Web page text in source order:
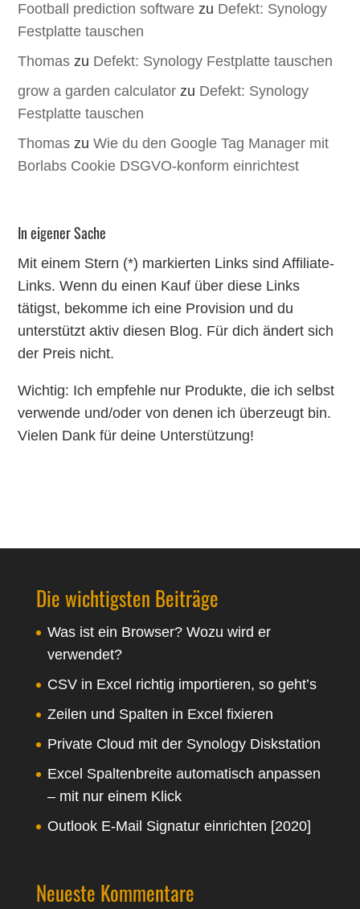
Football prediction software zu Defekt: Synology
Festplatte tauschen
Thomas zu Defekt: Synology Festplatte tauschen
grow a garden calculator zu Defekt: Synology
Festplatte tauschen
Thomas zuWie du den Google Tag Manager mit
Borlabs Cookie DSGVO-konform einrichtest
In eigener Sache
Mit einem Stern (*) markierten Links sind Affiliate-
Links. Wenn du einen Kauf über diese Links
tätigst, bekomme ich eine Provision und du
unterstützt aktiv diesen Blog. Für dich ändert sich
der Preis nicht.
Wichtig: Ich empfehle nur Produkte, die ich selbst
verwende und/oder von denen ich überzeugt bin.
Vielen Dank für deine Unterstützung!
Die wichtigsten Beiträge
Was ist ein Browser? Wozu wird er
verwendet?
CSV in Excel richtig importieren, so geht’s
Zeilen und Spalten in Excel fixieren
Private Cloud mit der Synology Diskstation
Excel Spaltenbreite automatisch anpassen
– mit nur einem Klick
Outlook E-Mail Signatur einrichten [2020]
Neueste Kommentare